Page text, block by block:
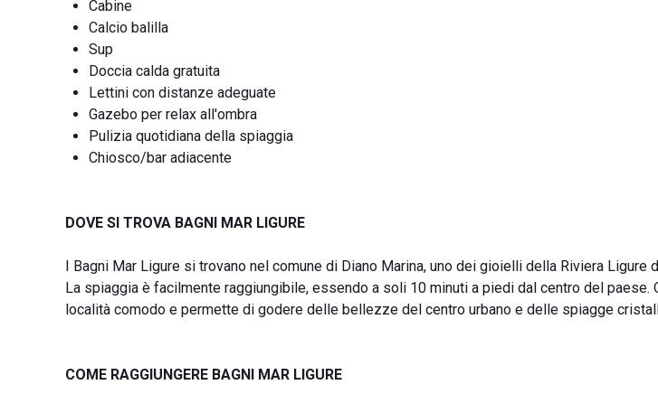
Cabine
Calcio balilla
Sup
Doccia calda gratuita
Lettini con distanze adeguate
Gazebo per relax all'ombra
Pulizia quotidiana della spiaggia
Chiosco/bar adiacente
DOVE SI TROVA BAGNI MAR LIGURE
I Bagni Mar Ligure si trovano nel comune di Diano Marina, uno dei gioielli della Riviera Ligure
La spiaggia è facilmente raggiungibile, essendo a soli 10 minuti a piedi dal centro del paese.
località comodo e permette di godere delle bellezze del centro urbano e delle spiagge
COME RAGGIUNGERE BAGNI MAR LIGURE